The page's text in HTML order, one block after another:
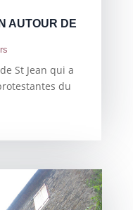
AUTOUR DE
St Jean qui a
du